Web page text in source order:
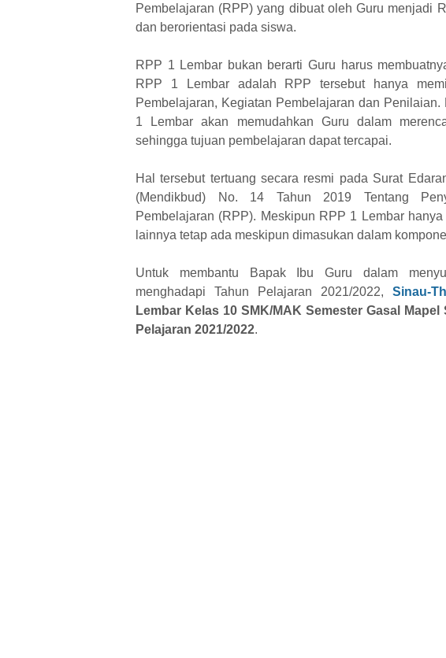
Pembelajaran (RPP) yang dibuat oleh Guru menjadi
dan berorientasi pada siswa.
RPP 1 Lembar bukan berarti Guru harus
RPP 1 Lembar adalah RPP tersebut hanya
Pembelajaran, Kegiatan Pembelajaran dan
1 Lembar akan memudahkan Guru dalam
sehingga tujuan pembelajaran dapat tercapai.
Hal tersebut tertuang secara resmi pada Surat
(Mendikbud) No. 14 Tahun 2019 Tentang
Pembelajaran (RPP). Meskipun RPP 1 Lembar
lainnya tetap ada meskipun dimasukan dalam
Untuk membantu Bapak Ibu Guru dalam
menghadapi Tahun Pelajaran 2021/2022, Sinau-
Lembar Kelas 10 SMK/MAK Semester Gasal
Pelajaran 2021/2022.